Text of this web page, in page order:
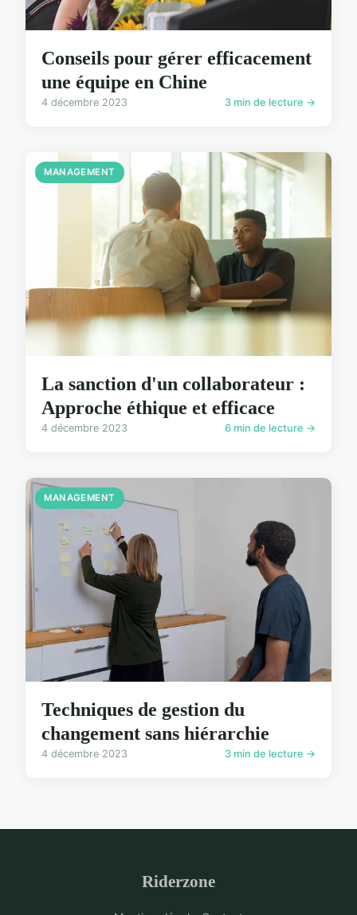
Conseils pour gérer efficacement
une équipe en Chine
4 décembre 2023 3 min de lecture →
MANAGEMENT
La sanction d'un collaborateur :
Approche éthique et efficace
4 décembre 2023 6 min de lecture →
MANAGEMENT
Techniques de gestion du
changement sans hiérarchie
4 décembre 2023 3 min de lecture →
Riderzone